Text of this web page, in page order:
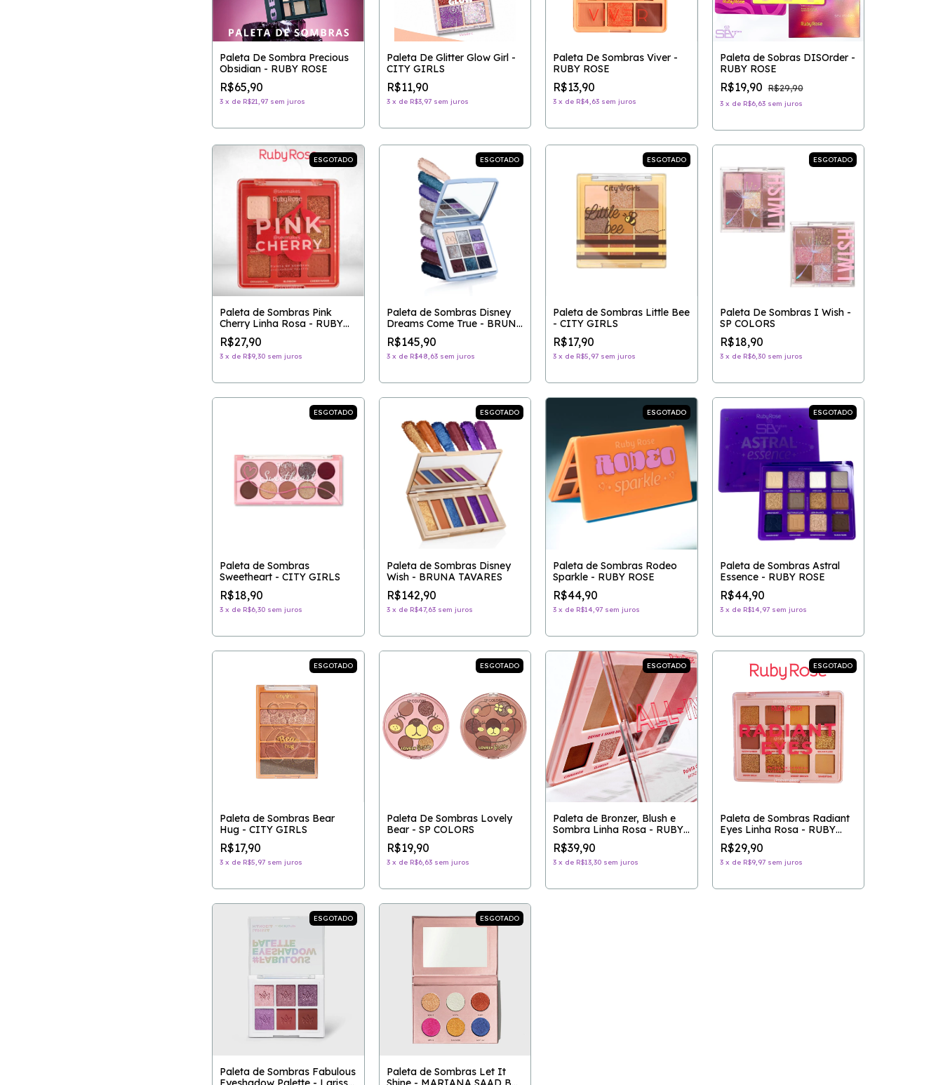
Paleta De Sombra Precious
Obsidian - RUBY ROSE
R$65,90
3 x de R$21,97 sem juros
Paleta De Glitter Glow Girl -
CITY GIRLS
R$11,90
3 x de R$3,97 sem juros
Paleta De Sombras Viver -
RUBY ROSE
R$13,90
3 x de R$4,63 sem juros
Paleta de Sobras DISOrder -
RUBY ROSE
R$19,90 R$29,90
3 x de R$6,63 sem juros
ESGOTADO
Paleta de Sombras Pink
Cherry Linha Rosa - RUBY
ROSE
R$27,90
3 x de R$9,30 sem juros
ESGOTADO
Paleta de Sombras Disney
Dreams Come True - BRUNA
TAVARES
R$145,90
3 x de R$48,63 sem juros
ESGOTADO
Paleta de Sombras Little Bee
- CITY GIRLS
R$17,90
3 x de R$5,97 sem juros
ESGOTADO
Paleta De Sombras I Wish -
SP COLORS
R$18,90
3 x de R$6,30 sem juros
ESGOTADO
Paleta de Sombras
Sweetheart - CITY GIRLS
R$18,90
3 x de R$6,30 sem juros
ESGOTADO
Paleta de Sombras Disney
Wish - BRUNA TAVARES
R$142,90
3 x de R$47,63 sem juros
ESGOTADO
Paleta de Sombras Rodeo
Sparkle - RUBY ROSE
R$44,90
3 x de R$14,97 sem juros
ESGOTADO
Paleta de Sombras Astral
Essence - RUBY ROSE
R$44,90
3 x de R$14,97 sem juros
ESGOTADO
Paleta de Sombras Bear
Hug - CITY GIRLS
R$17,90
3 x de R$5,97 sem juros
ESGOTADO
Paleta De Sombras Lovely
Bear - SP COLORS
R$19,90
3 x de R$6,63 sem juros
ESGOTADO
Paleta de Bronzer, Blush e
Sombra Linha Rosa - RUBY
ROSE
R$39,90
3 x de R$13,30 sem juros
ESGOTADO
Paleta de Sombras Radiant
Eyes Linha Rosa - RUBY
ROSE
R$29,90
3 x de R$9,97 sem juros
ESGOTADO
Paleta de Sombras Fabulous
ESGOTADO
Paleta de Sombras Let It